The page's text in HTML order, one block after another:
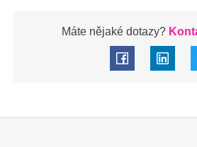
Máte nějaké dotazy?